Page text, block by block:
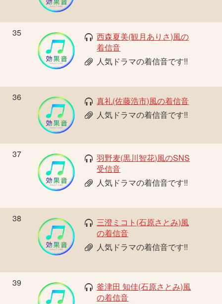
35
西森夏美(観月ありさ)風の
着信音
人気ドラマの着信音です!!
36
真礼(佐藤浩市)風の着信音
人気ドラマの着信音です!!
37
羽野麦(黒川智花)風のSNS
受信音
人気ドラマの着信音です!!
38
三澄ミコト(石原さとみ)風
の着信音
人気ドラマの着信音です!!
39
釜津田 知佳(石原さとみ)風
の着信音